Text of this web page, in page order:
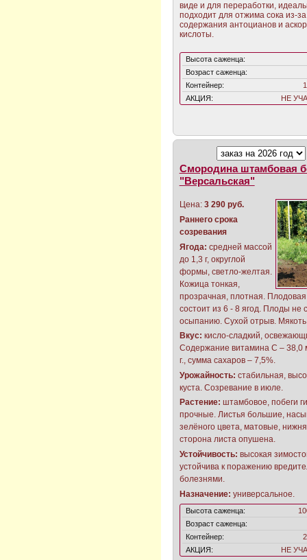
виде и для переработки,
подходит для отжима сока из-за
содержания антоцианов и
кислоты.
Высота саженца:
Возраст саженца:
Контейнер:
АКЦИЯ:
НЕ
Смородина штамбовая
"Версальская"
Цена: 3 290 руб.
Раннего срока
созревания
Ягода: средней массой
до 1,3 г, округлой
формы, светло-желтая.
Кожица тонкая,
прозрачная, плотная. Плодовая
состоит из 6 - 8 ягод. Плоды не
осыпанию. Сухой отрыв. Мякоть
Вкус: кисло-сладкий,
Содержание витамина С – 38,0
г., сумма сахаров – 7,5%.
Урожайность: стабильная,
куста. Созревание в июле.
Растение: штамбовое, побеги
прочные. Листья большие,
зелёного цвета, матовые,
сторона листа опушена.
Устойчивость: высокая
устойчива к поражению
болезнями.
Назначение: универсальное.
Высота саженца:
Возраст саженца:
Контейнер:
АКЦИЯ:
НЕ